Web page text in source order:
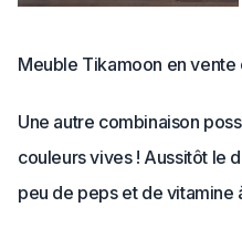
Meuble Tikamoon en vente
Une autre combinaison
couleurs vives ! Aussitôt le
peu de peps et de vitamine